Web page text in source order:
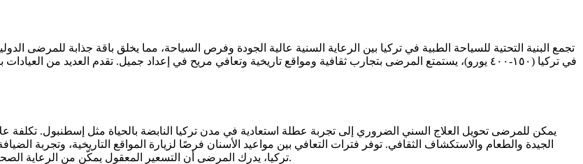
تجمع البنية التحتية للسياحة الطبية في تركيا بين الرعاية السنية عالية الجودة وفرص السياحة، مما يخلق باقة جذابة للمرضى
في تركيا (١٥٠-٤٠٠ يورو)، يستمتع المرضى بتجارب ثقافية ومواقع تاريخية وتعافي مريح في إعداد جميل. تقدم العديد من
الجيدة والطعام والاستكشاف الثقافي. توفر فترات التعافي بين مواعيد الأسنان فرصًا لزيارة المواقع التاريخية، وتجربة
تركيا، يدرك المرضى أن التسعير المعقول يمكّن من الرعاية الصحية الممتازة والتجارب السفرية الغنية مع تلقي رعاية أسنان على مستوى عالمي.